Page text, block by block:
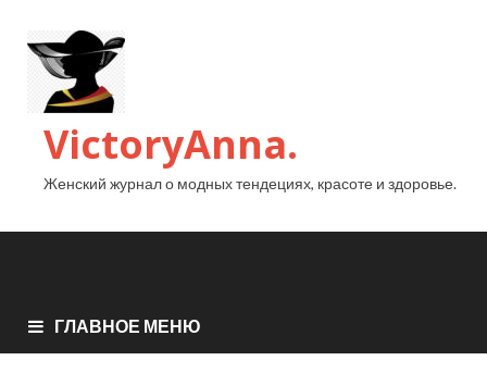
VictoryAnna.
Женский журнал о модных тендециях, красоте и здоровье.
ГЛАВНОЕ МЕНЮ